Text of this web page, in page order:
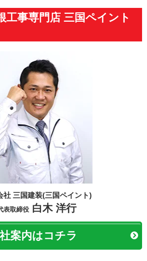
工事専門店 三国ペイント
社 三国建装(三国ペイント)
表取締役白木 洋行
案内はコチラ